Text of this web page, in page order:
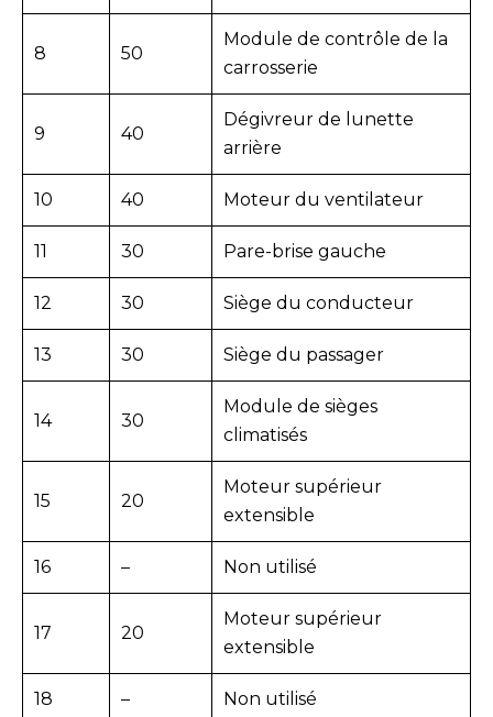
8 50
Module de contrôle de la
carrosserie
9 40
Dégivreur de lunette
arrière
10 40 Moteur du ventilateur
11 30 Pare-brise gauche
12 30 Siège du conducteur
13 30 Siège du passager
14 30
Module de sièges
climatisés
15 20
Moteur supérieur
extensible
16 – Non utilisé
17 20
Moteur supérieur
extensible
18 – Non utilisé